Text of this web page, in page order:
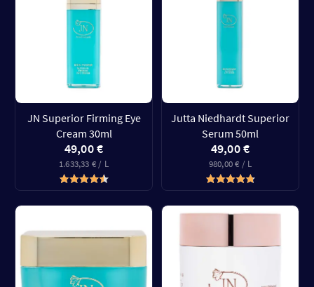
JN Superior Firming Eye
Cream 30ml
49,00 €
1.633,33 € / L
Jutta Niedhardt Superior
Serum 50ml
49,00 €
980,00 € / L